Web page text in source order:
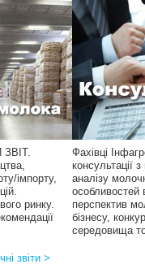
імпорту,
ринку.
Фахівці
консультації
аналізу
особливостей
перспектив
бізнесу,
середовища
звіти >